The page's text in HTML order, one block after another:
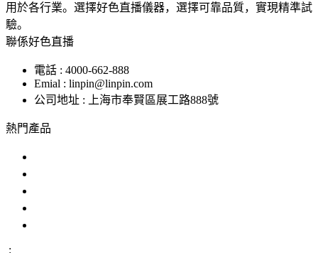
用於各行業。選擇好色直播儀器，選擇可靠品質，實現精準試
驗。
聯係好色直播
電話 : 4000-662-888
Emial : linpin@linpin.com
公司地址 : 上海市奉賢區展工路888號
熱門產品
: